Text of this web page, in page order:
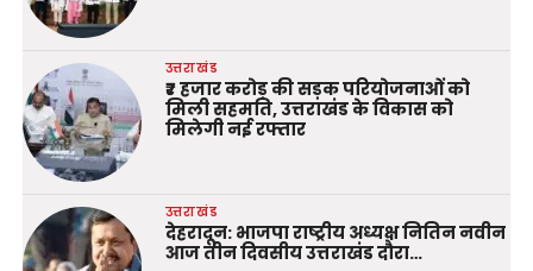
उत्तराखंड
₹7 हजार करोड़ की सड़क परियोजनाओं को
मिली सहमति, उत्तराखंड के विकास को
मिलेगी नई रफ्तार
उत्तराखंड
देहरादून: भाजपा राष्ट्रीय अध्यक्ष नितिन नवीन
आज तीन दिवसीय उत्तराखंड दौरा…